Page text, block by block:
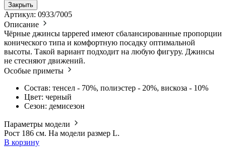
Закрыть
Артикул: 0933/7005
Описание
Чёрные джинсы tappered имеют сбалансированные пропорции
конического типа и комфортную посадку оптимальной
высоты. Такой вариант подходит на любую фигуру. Джинсы
не стесняют движений.
Особые приметы
Состав: тенсел - 70%, полиэстер - 20%, вискоза - 10%
Цвет: черный
Сезон: демисезон
Параметры модели
Рост 186 см. На модели размер L.
В корзину